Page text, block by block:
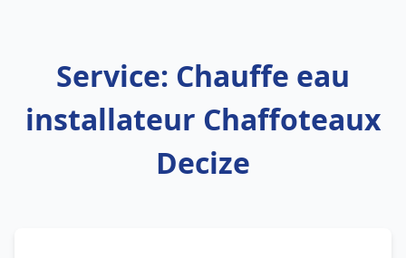
Service: Chauffe eau
installateur Chaffoteaux
Decize